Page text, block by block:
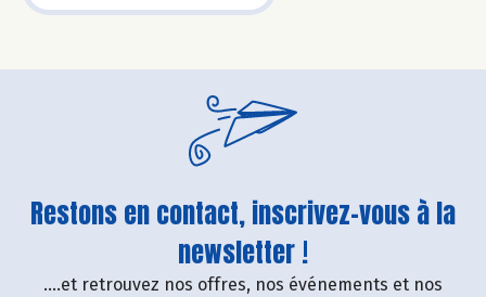
Restons en contact, inscrivez-vous à la
newsletter !
....et retrouvez nos offres, nos événements et nos